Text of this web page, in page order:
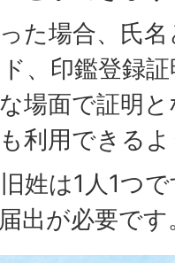
た場合、氏
、印鑑登録
場面で証明
利用できる
姓は1人1つ
出が必要です